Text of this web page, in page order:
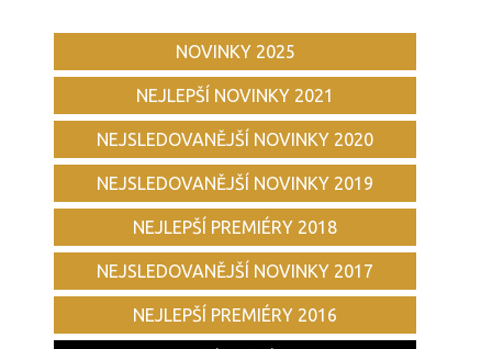
NOVINKY 2025
NEJLEPŠÍ NOVINKY 2021
NEJSLEDOVANĚJŠÍ NOVINKY 2020
NEJSLEDOVANĚJŠÍ NOVINKY 2019
NEJLEPŠÍ PREMIÉRY 2018
NEJSLEDOVANĚJŠÍ NOVINKY 2017
NEJLEPŠÍ PREMIÉRY 2016